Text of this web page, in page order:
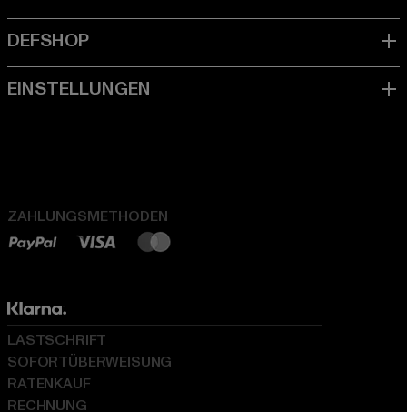
ZAHLUNGSMETHODEN
LASTSCHRIFT
SOFORTÜBERWEISUNG
RATENKAUF
RECHNUNG